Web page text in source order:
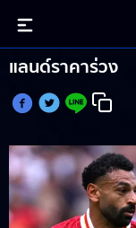
ซาลาห์ ทำสถิติก
แลนด์ราคาร่วง